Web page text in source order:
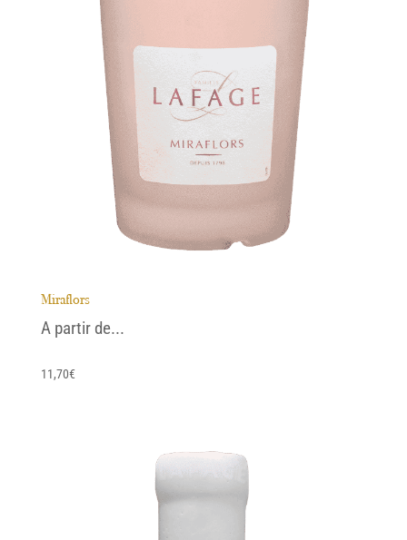
Miraflors
A partir de...
11,70€